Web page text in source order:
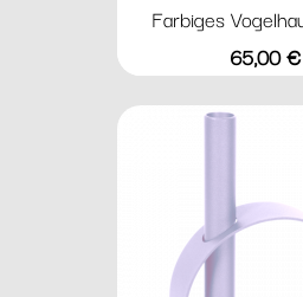
Farbiges
Preis
65,00 €